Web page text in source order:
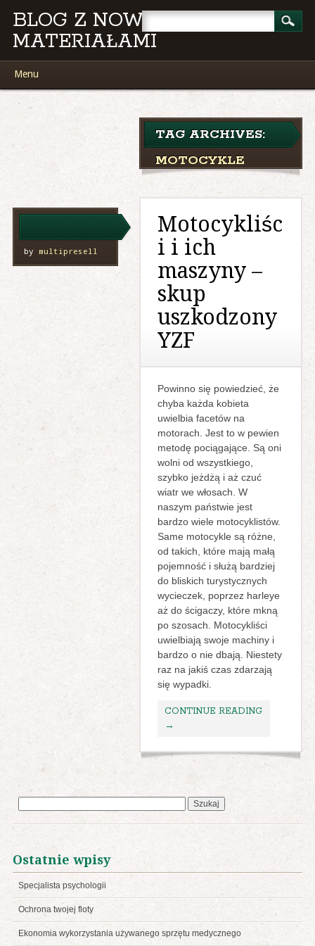
BLOG Z NOWYMI
MATERIAŁAMI
Main menu
to
Menu
TAG ARCHIVES:
MOTOCYKLE
by multipresell
Motocykliśc
i i ich
maszyny –
skup
uszkodzony
YZF
Powinno się powiedzieć, że
chyba każda kobieta
uwielbia facetów na
motorach. Jest to w pewien
metodę pociągające. Są oni
wolni od wszystkiego,
szybko jeżdżą i aż czuć
wiatr we włosach. W
naszym państwie jest
bardzo wiele motocyklistów.
Same motocykle są różne,
od takich, które mają małą
pojemność i służą bardziej
do bliskich turystycznych
wycieczek, poprzez harleye
aż do ścigaczy, które mkną
po szosach. Motocykliści
uwielbiają swoje machiny i
bardzo o nie dbają. Niestety
raz na jakiś czas zdarzają
się wypadki.
CONTINUE READING
→
Ostatnie wpisy
Specjalista psychologii
Ochrona twojej floty
Ekonomia wykorzystania używanego sprzętu medycznego